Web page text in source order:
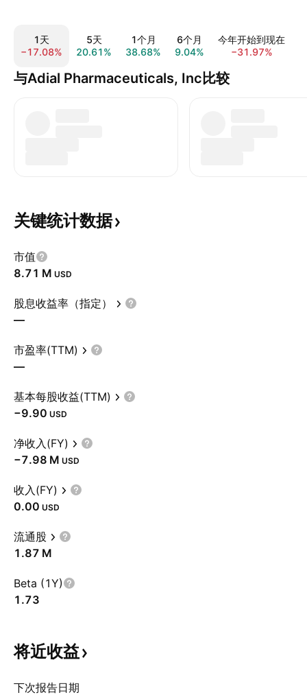
1天
−17.08%
5天
20.61%
1个月
38.68%
6个月
9.04%
今年开始到现在
−31.97%
与Adial Pharmaceuticals, Inc比较
关键统计数据
市值
‪8.71 M‬ USD
股息收益率（指定）
—
市盈率(TTM)
—
基本每股收益(TTM)
−9.90 USD
净收入(FY)
‪−7.98 M‬ USD
收入(FY)
0.00 USD
流通股
‪1.87 M‬
Beta (1Y)
1.73
将近收益
下次报告日期